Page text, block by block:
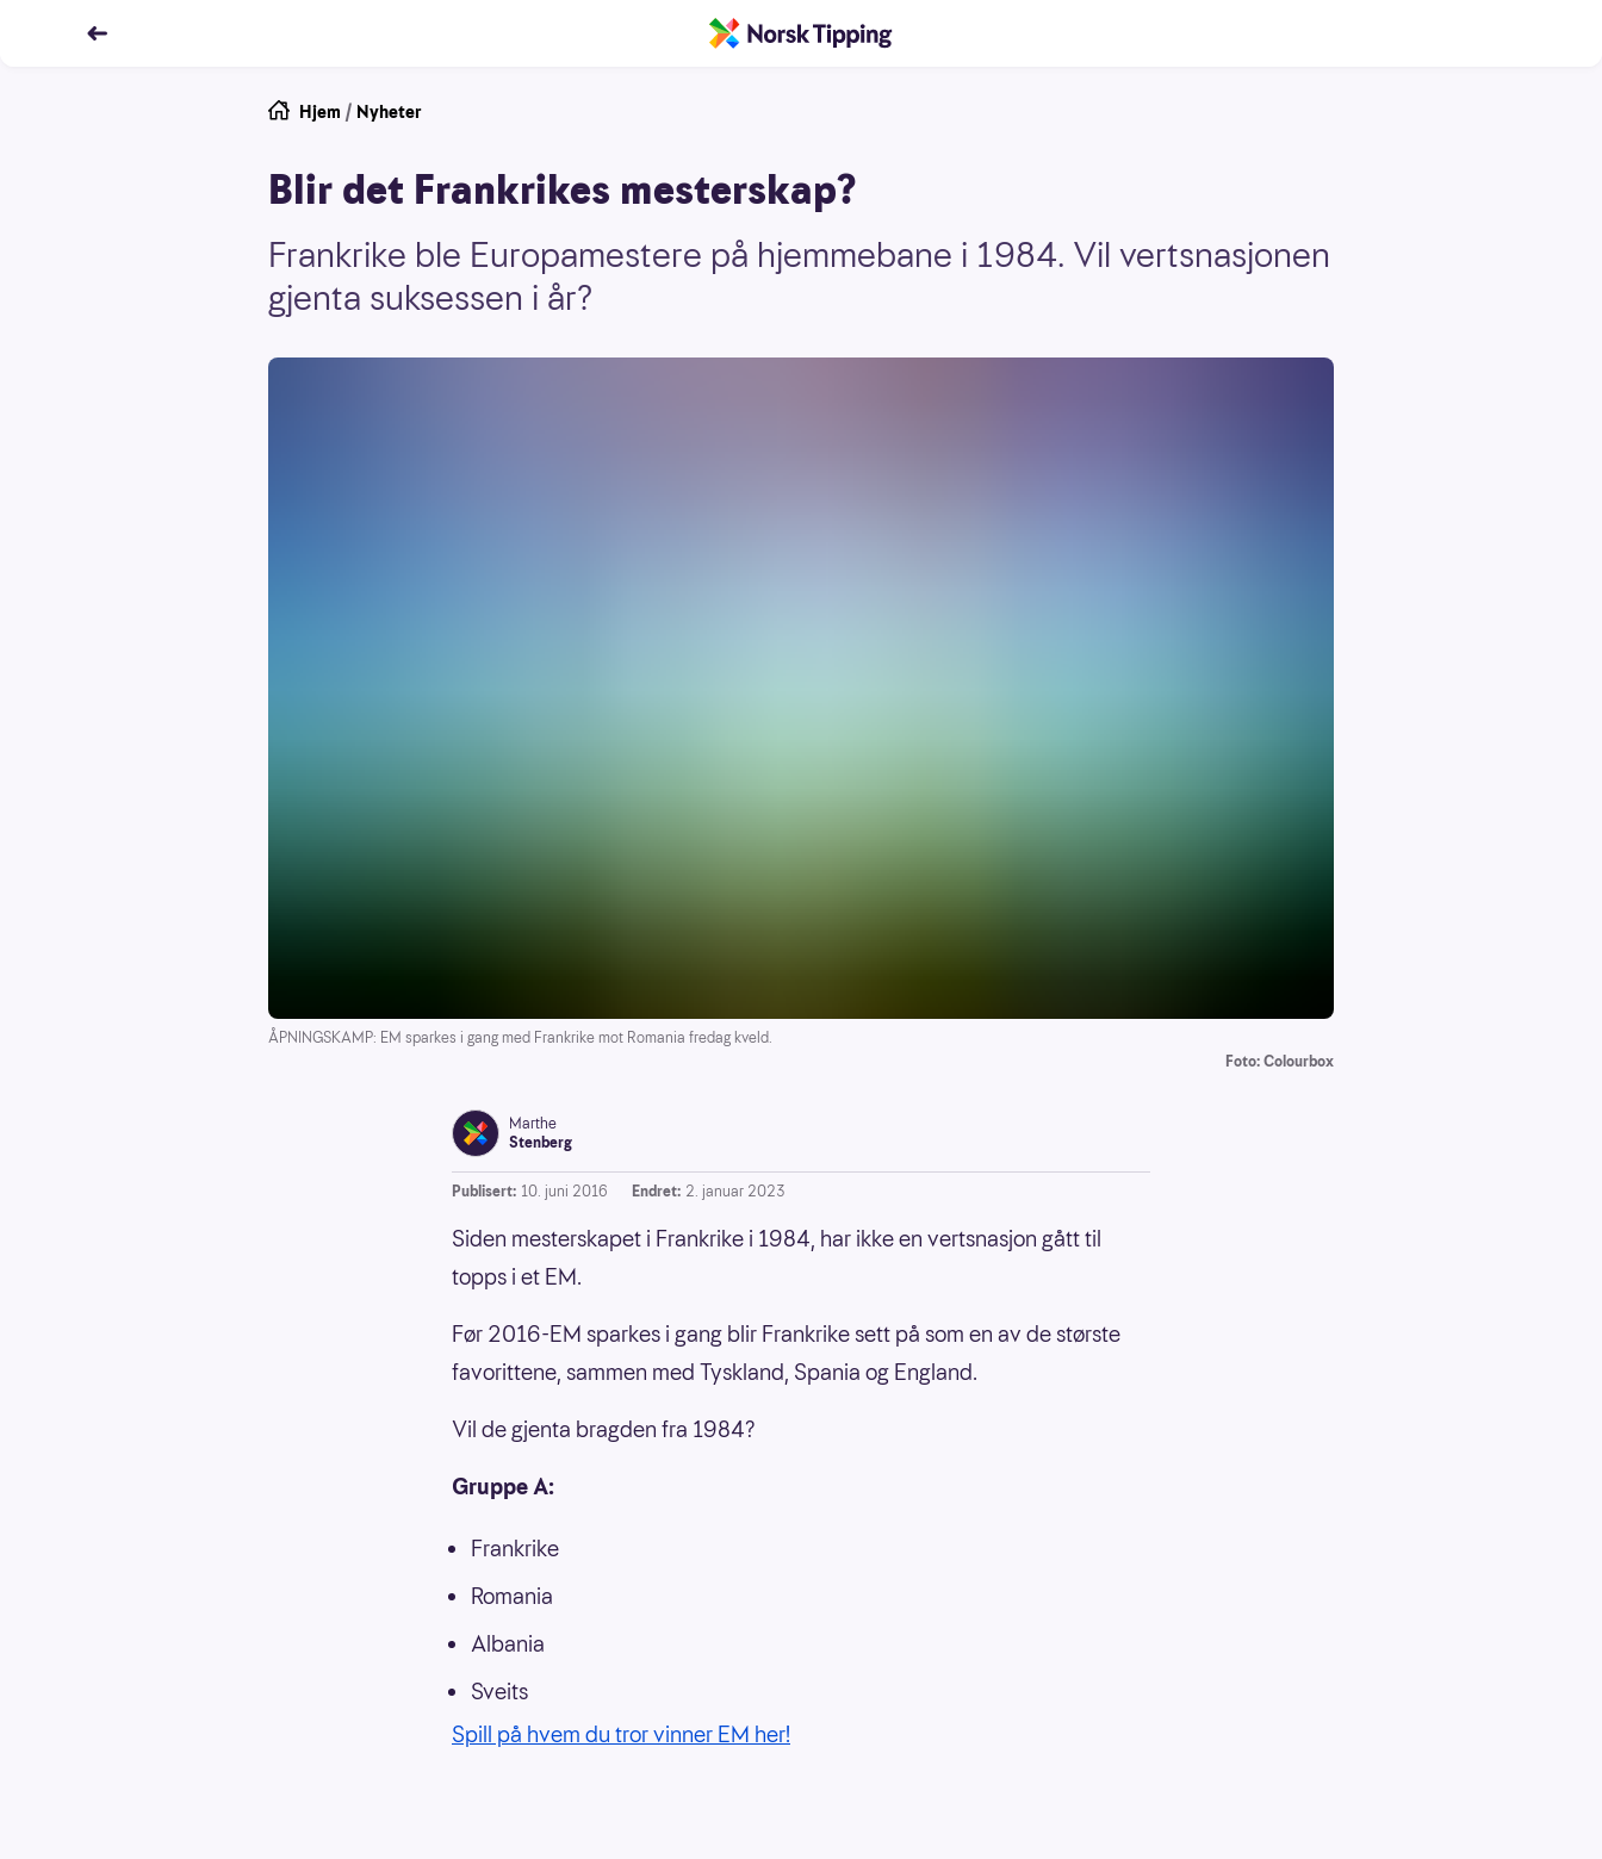
Hjem / Nyheter
Blir det Frankrikes mesterskap?
Frankrike ble Europamestere på hjemmebane i 1984. Vil vertsnasjonen
gjenta suksessen i år?
ÅPNINGSKAMP: EM sparkes i gang med Frankrike mot Romania fredag kveld.
Foto: Colourbox
Marthe
Stenberg
Publisert: 10. juni 2016 Endret: 2. januar 2023
Siden mesterskapet i Frankrike i 1984, har ikke en vertsnasjon gått til
topps i et EM.
Før 2016-EM sparkes i gang blir Frankrike sett på som en av de største
favorittene, sammen med Tyskland, Spania og England.
Vil de gjenta bragden fra 1984?
Gruppe A:
Frankrike
Romania
Albania
Sveits
Spill på hvem du tror vinner EM her!